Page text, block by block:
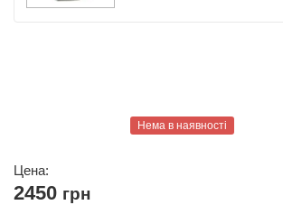
Нема в наявності
Цена:
2450 грн